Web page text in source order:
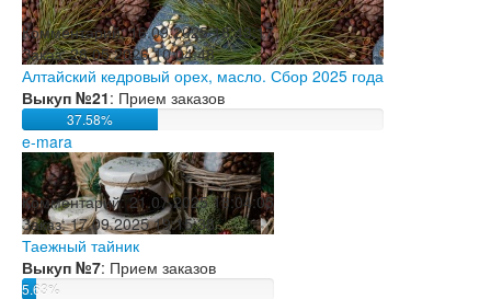
Комментарий:16.09.2025 18:43:17
Заказ:28.05.2026 10:04:48
Алтайский кедровый орех, масло. Сбор 2025 года
Выкуп №21: Прием заказов
37.58%
e-mara
Комментарий:21.07.2025 18:04:05
Заказ:17.09.2025 19:15:38
Таежный тайник
Выкуп №7: Прием заказов
5.63%